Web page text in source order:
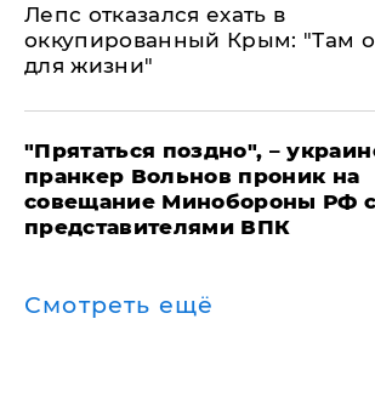
Лепс отказался ехать в
оккупированный Крым: "Там
для жизни"
"Прятаться поздно", –
пранкер Вольнов проник на
совещание Минобороны РФ с
представителями ВПК
Смотреть ещё